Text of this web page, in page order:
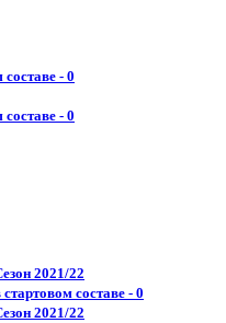
- 0
- 0
2021/22
составе - 0
2021/22